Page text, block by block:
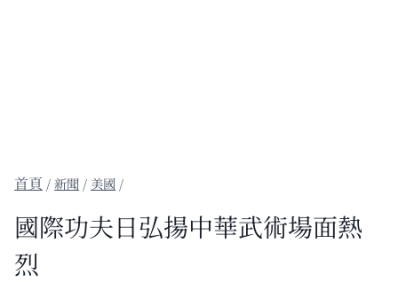
/新聞 / 美國 /
國際功夫日弘揚中華武術場面熱
烈